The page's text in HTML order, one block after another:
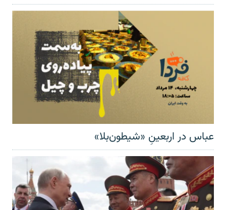
عباس در اربعینِ «شیطون‌بلا»